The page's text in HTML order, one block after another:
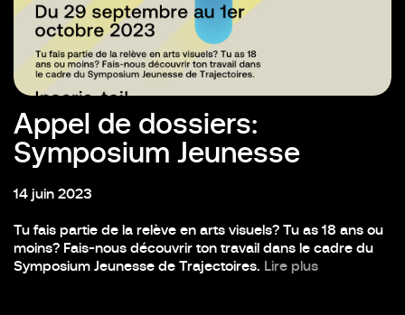
Appel de dossiers:
Symposium Jeunesse
14 juin 2023
Tu fais partie de la relève en arts visuels? Tu as 18 ans ou
moins? Fais-nous découvrir ton travail dans le cadre du
Symposium Jeunesse de Trajectoires. Lire plus